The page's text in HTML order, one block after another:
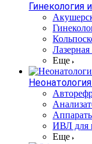
Гинекология
Еще
Неонатология
ИВЛ для
Еще